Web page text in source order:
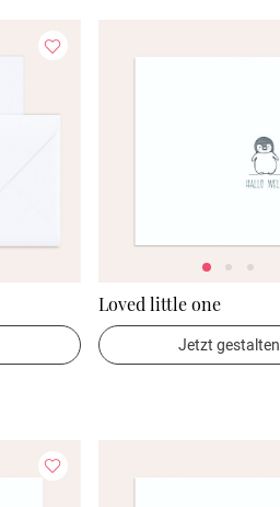
Loved little one
Jetzt gestalten